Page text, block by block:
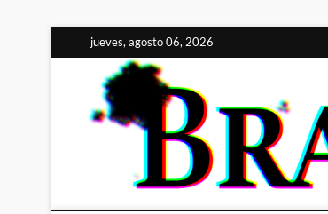
al
contenido
jueves, agosto 06, 2026